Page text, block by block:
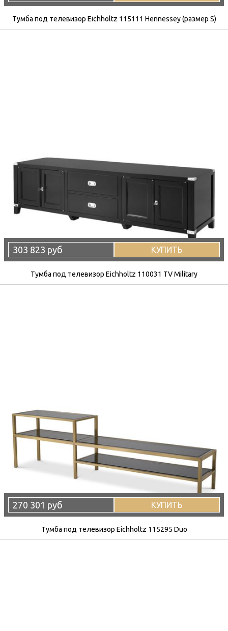
Тумба под телевизор Eichholtz 115111 Hennessey (размер S)
303 823 руб КУПИТЬ
Тумба под телевизор Eichholtz 110031 TV Military
270 301 руб КУПИТЬ
Тумба под телевизор Eichholtz 115295 Duo